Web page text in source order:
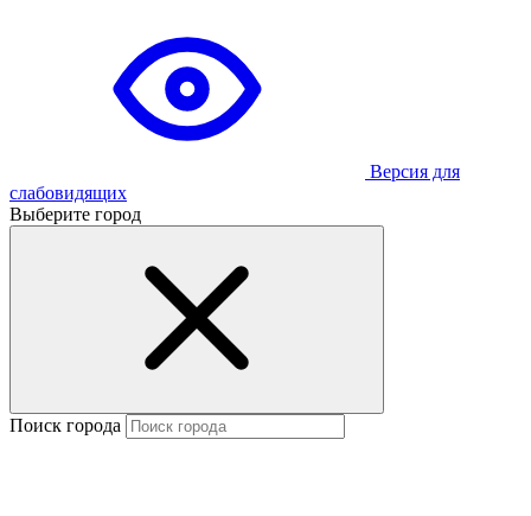
Версия для
слабовидящих
Выберите город
Поиск города